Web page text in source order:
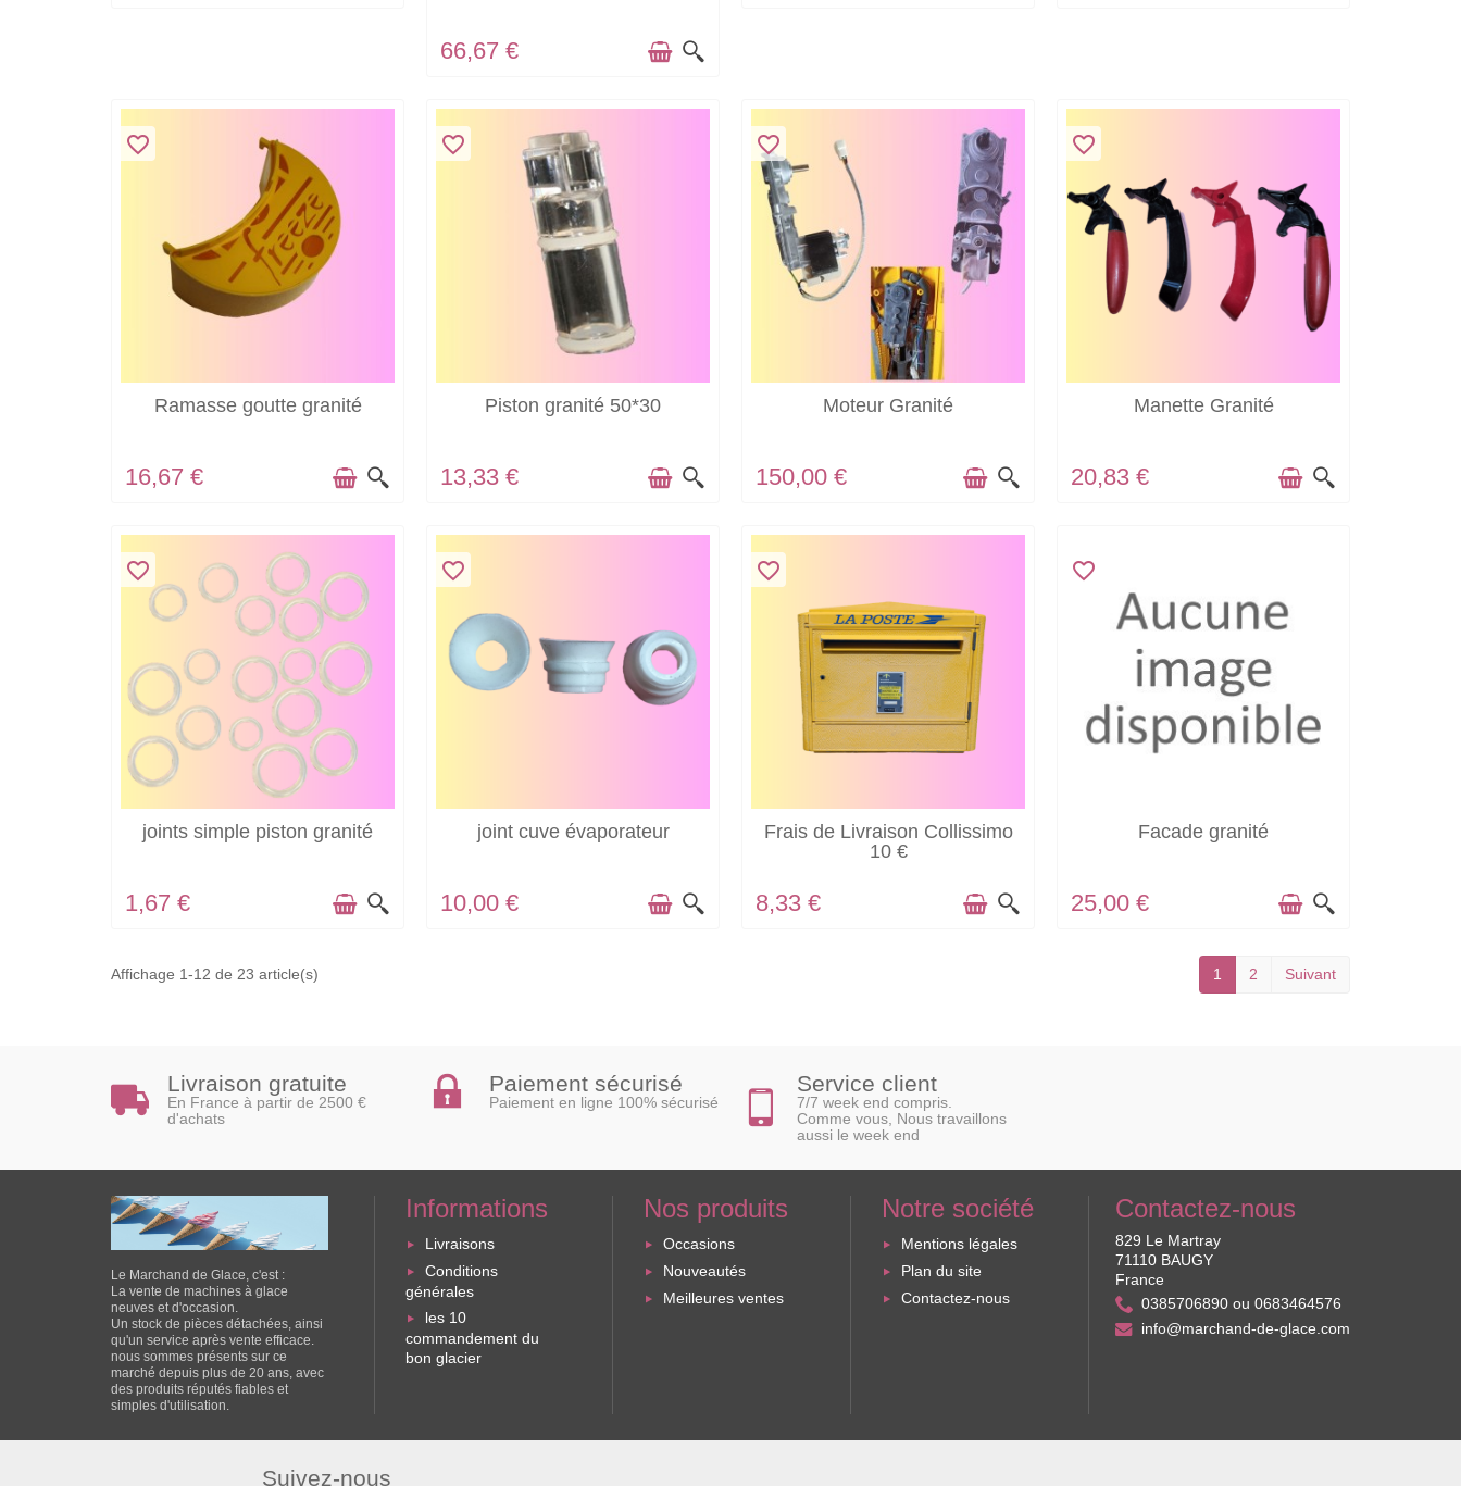
66,67 €
EN STOCK
favorite_border
Ramasse goutte granité
16,67 €
EN STOCK
favorite_border
Piston granité 50*30
13,33 €
EN STOCK
favorite_border
Moteur Granité
150,00 €
EN STOCK
favorite_border
Manette Granité
20,83 €
EN STOCK
favorite_border
joints simple piston granité
1,67 €
EN STOCK
favorite_border
joint cuve évaporateur
10,00 €
EN STOCK
favorite_border
Frais de Livraison Collissimo
10 €
8,33 €
EN STOCK
favorite_border
Facade granité
25,00 €
Affichage 1-12 de 23 article(s) 1 2 Suivant
Livraison gratuite
En France à partir de 2500 €
d'achats
Paiement sécurisé
Paiement en ligne 100% sécurisé
Service client
7/7 week end compris.
Comme vous, Nous travaillons
aussi le week end
Le Marchand de Glace, c'est :
La vente de machines à glace
neuves et d'occasion.
Un stock de pièces détachées, ainsi
qu'un service après vente efficace.
nous sommes présents sur ce
marché depuis plus de 20 ans, avec
des produits réputés fiables et
simples d'utilisation.
Informations
Livraisons
Conditions
générales
les 10
commandement du
bon glacier
Nos produits
Occasions
Nouveautés
Meilleures ventes
Notre société
Mentions légales
Plan du site
Contactez-nous
Contactez-nous
829 Le Martray
71110 BAUGY
France
0385706890 ou 0683464576
info@marchand-de-glace.com
Suivez-nous